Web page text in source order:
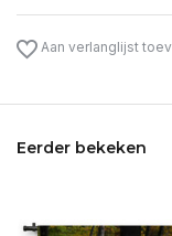
Aan verlanglijst
Eerder bekeken